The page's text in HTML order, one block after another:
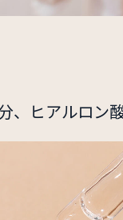
、ヒアルロン